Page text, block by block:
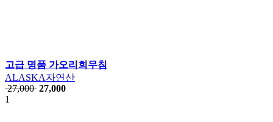
고급 명품 가오리회무침
ALASKA자연산
27,000 27,000
1